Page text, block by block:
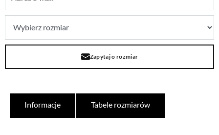
Zapytaj o rozmiar
Informacje Tabele rozmiarów